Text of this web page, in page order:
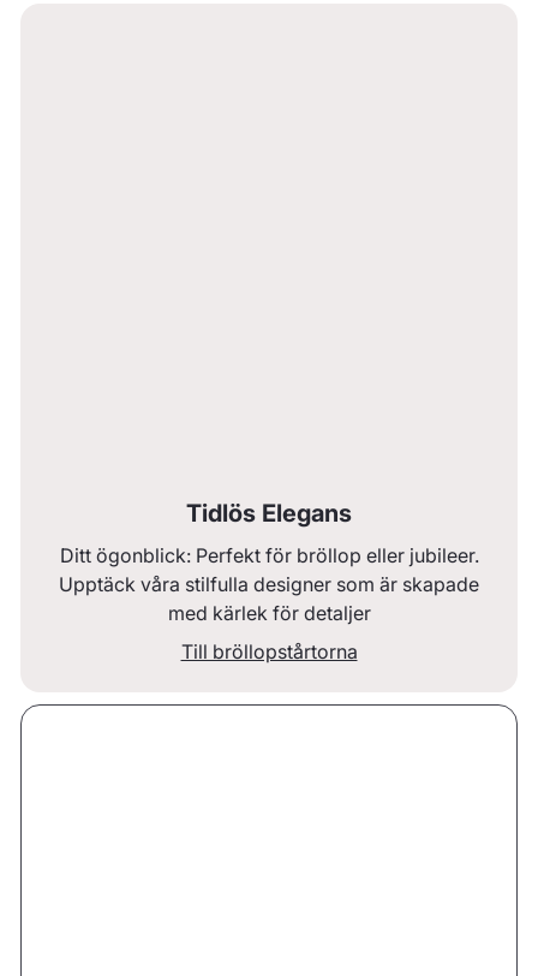
Tidlös Elegans
Ditt ögonblick: Perfekt för bröllop eller jubileer.
Upptäck våra stilfulla designer som är skapade
med kärlek för detaljer
Till bröllopstårtorna